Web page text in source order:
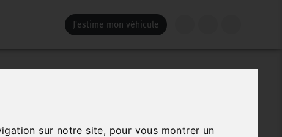
sur notre site, pour vous montrer un
J'estime mon véhicule
225 CH PHEV ECVT ST LINE X